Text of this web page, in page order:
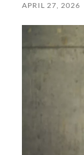
APRIL 27, 2026